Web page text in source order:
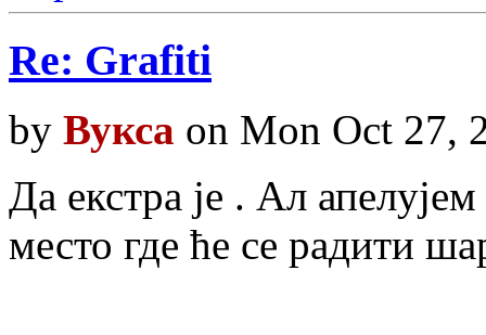
Re: Grafiti
by Вукса on Mon Oct 27,
Да екстра је . Ал
место где ће се радити